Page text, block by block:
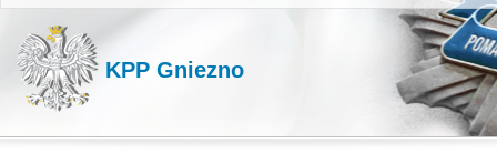
KPP Gniezno